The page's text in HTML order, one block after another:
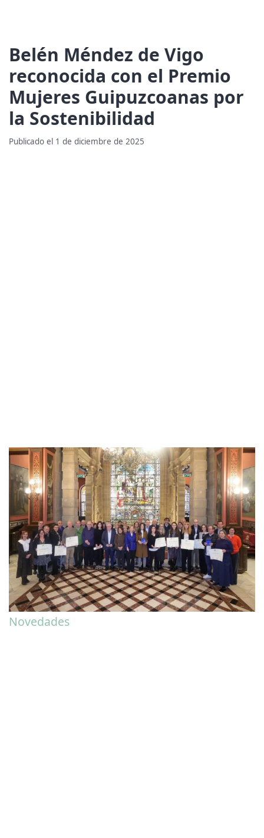
Belén Méndez de Vigo
reconocida con el Premio
Mujeres Guipuzcoanas por
la Sostenibilidad
Publicado el 1 de diciembre de 2025
Novedades